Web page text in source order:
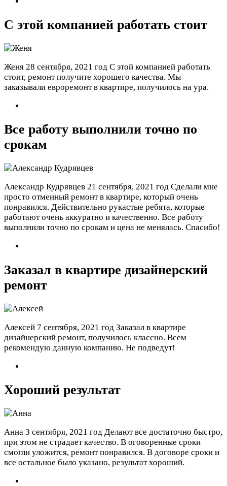
С этой компанией работать стоит
Женя 28 сентября, 2021 год С этой компанией работать
стоит, ремонт получите хорошего качества. Мы
заказывали евроремонт в квартире, получилось на ура.
Все работу выполнили точно по
срокам
Александр Кудрявцев 21 сентября, 2021 год Сделали мне
просто отменный ремонт в квартире, который очень
понравился. Действительно рукастые ребята, которые
работают очень аккуратно и качественно. Все работу
выполнили точно по срокам и цена не менялась. Спасибо!
Заказал в квартире дизайнерский
ремонт
Алексей 7 сентября, 2021 год Заказал в квартире
дизайнерский ремонт, получилось классно. Всем
рекомендую данную компанию. Не подведут!
Хороший результат
Анна 3 сентября, 2021 год Делают все достаточно быстро,
при этом не страдает качество. В оговоренные сроки
смогли уложится, ремонт понравился. В договоре сроки и
все остальное было указано, результат хороший.